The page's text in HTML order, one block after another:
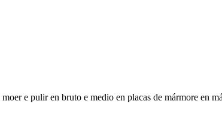
e pulir en bruto e medio en placas de mármore en